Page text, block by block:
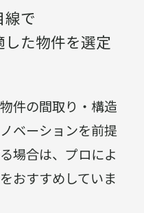
線で
した物件を選定
件の間取り・構造
ベーションを前提
場合は、プロによ
おすすめしていま